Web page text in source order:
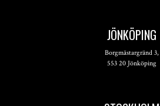
JÖNKÖPING
Borgmästargränd 3,
553 20 Jönköping